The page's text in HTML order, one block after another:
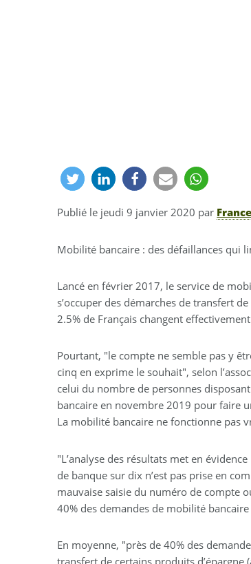
Publié le jeudi 9 janvier 2020 par
Mobilité bancaire : des défaillances qui
Lancé en février 2017, le service de
s’occuper des démarches de transfert
2.5% de Français changent
Pourtant, "le compte ne semble pas y
cinq en exprime le souhait", selon
celui du nombre de personnes
bancaire en novembre 2019 pour faire
La mobilité bancaire ne fonctionne pas
"L’analyse des résultats met en
de banque sur dix n’est pas prise en
mauvaise saisie du numéro de compte
40% des demandes de mobilité bancaire
En moyenne, "près de 40% des
transfert de certains produits d’épargne